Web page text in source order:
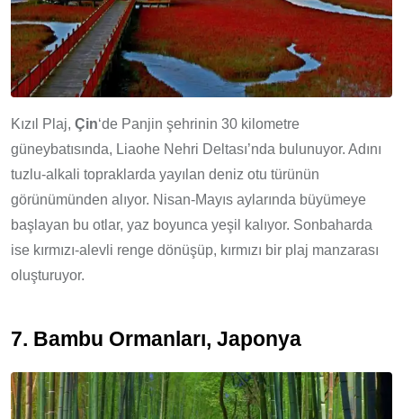
Kızıl Plaj, Çin‘de Panjin şehrinin 30 kilometre
güneybatısında, Liaohe Nehri Deltası’nda bulunuyor. Adını
tuzlu-alkali topraklarda yayılan deniz otu türünün
görünümünden alıyor. Nisan-Mayıs aylarında büyümeye
başlayan bu otlar, yaz boyunca yeşil kalıyor. Sonbaharda
ise kırmızı-alevli renge dönüşüp, kırmızı bir plaj manzarası
oluşturuyor.
7. Bambu Ormanları, Japonya